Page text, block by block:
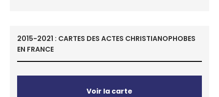
2015-2021 : CARTES DES ACTES CHRISTIANOPHOBES
EN FRANCE
Voir la carte